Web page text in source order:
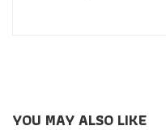
YOU MAY ALSO LIKE